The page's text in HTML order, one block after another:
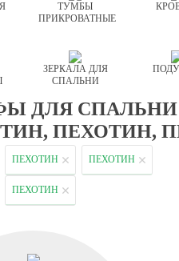
ТУМБЫ
ПРИКРОВАТНЫЕ
ЗЕРКАЛА ДЛЯ
СПАЛЬНИ
ДЛЯ
ПЕХОТИН,
ПЕХОТИН ПЕХОТИН
ПЕХОТИН